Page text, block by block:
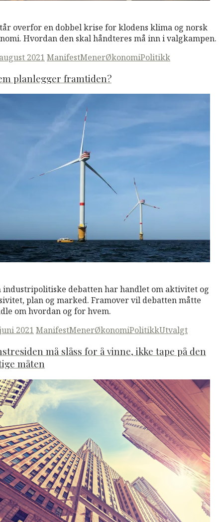
overfor en dobbel krise for klodens klima og norsk
Hvordan den skal håndteres må inn i valgkampen.
2021 ManifestMenerØkonomiPolitikk
planlegger framtiden?
industripolitiske debatten har handlet om aktivitet og
plan og marked. Framover vil debatten måtte
om hvordan og for hvem.
2021 ManifestMenerØkonomiPolitikkUtvalgt
må slåss for å vinne, ikke tape på den
måten